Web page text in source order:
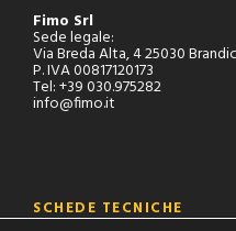
Fimo Srl
Sede legale:
Via Breda Alta, 4 25030
P. IVA 00817120173
Tel: +39 030.975282
info@fimo.it
SCHEDE TECNICHE